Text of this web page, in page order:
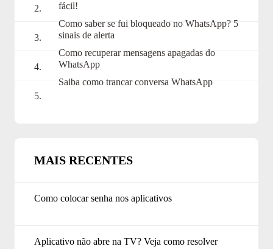
fácil!
Como saber se fui bloqueado no WhatsApp? 5
sinais de alerta
Como recuperar mensagens apagadas do
WhatsApp
Saiba como trancar conversa WhatsApp
MAIS RECENTES
Como colocar senha nos aplicativos
Aplicativo não abre na TV? Veja como resolver